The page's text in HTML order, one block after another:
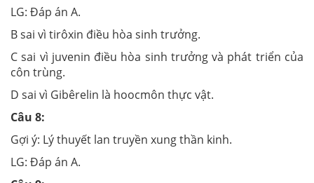
LG: Đáp án A.
B sai vì tirôxin điều hòa sinh trưởng.
C sai vì juvenin điều hòa sinh trưởng và phát triển của
côn trùng.
D sai vì Gibêrelin là hoocmôn thực vật.
Câu 8:
Gợi ý: Lý thuyết lan truyền xung thần kinh.
LG: Đáp án A.